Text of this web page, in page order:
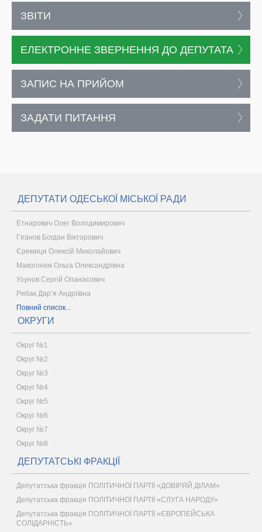
ЗВІТИ
ЕЛЕКТРОННЕ ЗВЕРНЕННЯ ДО ДЕПУТАТА
ЗАПИС НА ПРИЙОМ
ЗАДАТИ ПИТАННЯ
ДЕПУТАТИ ОДЕСЬКОЇ МІСЬКОЇ РАДИ
Етнарович Олег Володимирович
Гіганов Богдан Вікторович
Єремиця Олексій Миколайович
Макогонюк Ольга Олександрівна
Узунов Сергій Опанасович
Рибак Дар’я Андріївна
Повний список...
ОКРУГИ
Округ №1
Округ №2
Округ №3
Округ №4
Округ №5
Округ №6
Округ №7
Округ №8
ДЕПУТАТСЬКІ ФРАКЦІЇ
Депутатська фракція ПОЛІТИЧНОЇ ПАРТІЇ «ДОВІРЯЙ ДІЛАМ»
Депутатська фракція ПОЛІТИЧНОЇ ПАРТІЇ «СЛУГА НАРОДУ»
Депутатська фракція ПОЛІТИЧНОЇ ПАРТІЇ «ЄВРОПЕЙСЬКА
СОЛІДАРНІСТЬ»